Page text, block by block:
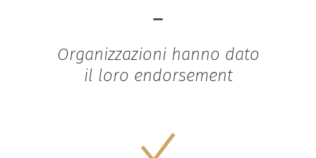
-
Organizzazioni hanno dato
il loro endorsement